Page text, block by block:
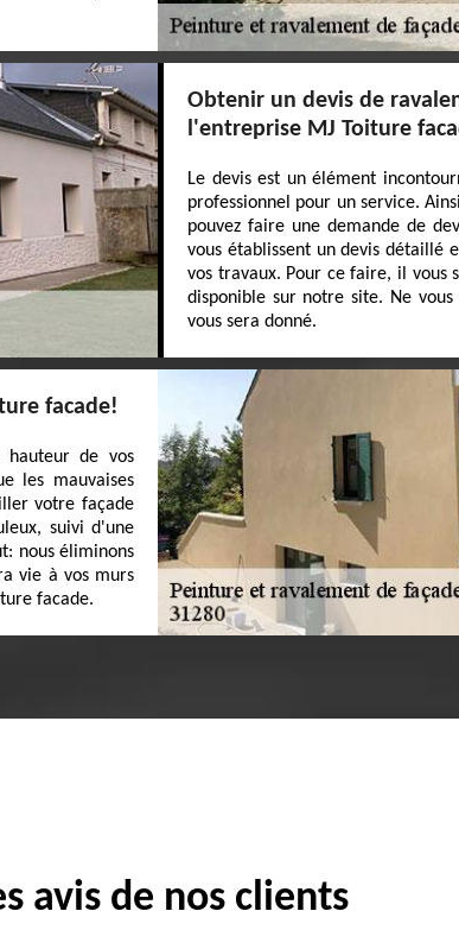
Obtenir un devis de
l'entreprise MJ Toiture
Le devis est un élément
professionnel pour un service.
pouvez faire une demande de
vous établissent un devis détaillé
vos travaux. Pour ce faire, il
disponible sur notre site. Ne
vous sera donné.
facade!
hauteur de vos
les mauvaises
votre façade
suivi d'une
nous éliminons
vie à vos murs
facade.
avis de nos clients